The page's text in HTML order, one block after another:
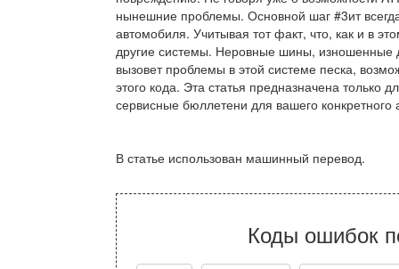
нынешние проблемы. Основной шаг #3ит
автомобиля. Учитывая тот факт, что, как и в
другие системы. Неровные шины, изношенные
вызовет проблемы в этой системе песка,
этого кода. Эта статья предназначена
сервисные бюллетени для вашего
В статье использован машинный перевод.
Коды ошибок